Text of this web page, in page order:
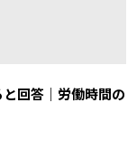
回答｜労働時間の